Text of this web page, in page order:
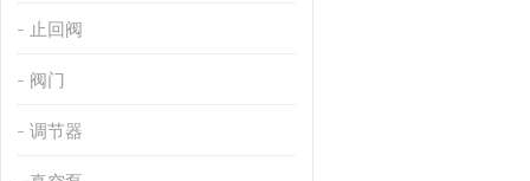
止回阀
阀门
调节器